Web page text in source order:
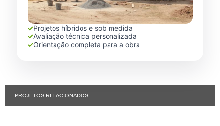
✓Projetos híbridos e sob medida
✓Avaliação técnica personalizada
✓Orientação completa para a obra
PROJETOS RELACIONADOS